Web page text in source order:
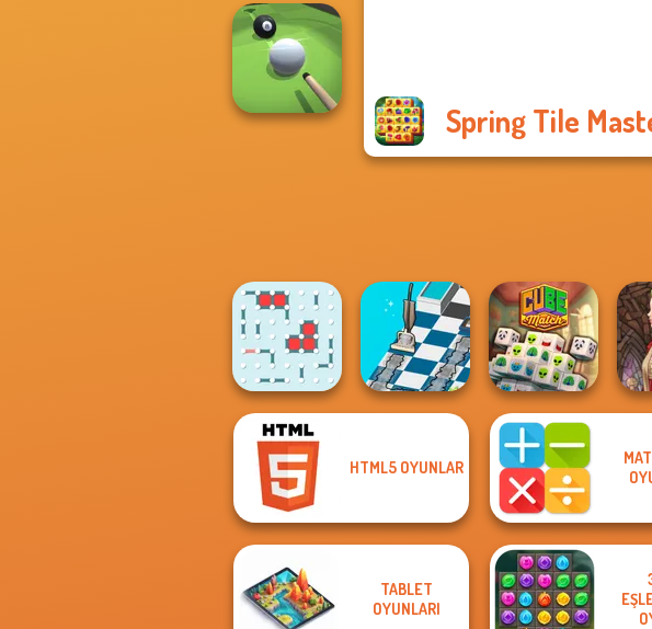
Spring Tile
Survev.io
Dots and Boxes
Dusty Maze
Cube Match
HTML5 OYUNLAR
TABLET
OYUNLARI